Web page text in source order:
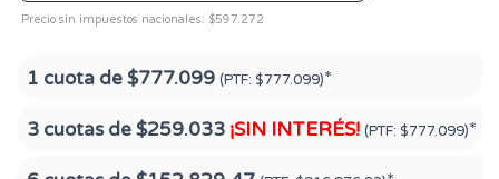
Precio sin impuestos nacionales: $597.272
1 cuota de$777.099 (PTF: $777.099)*
3 cuotas de$259.033 ¡SIN INTERÉS! (PTF: $777.099)*